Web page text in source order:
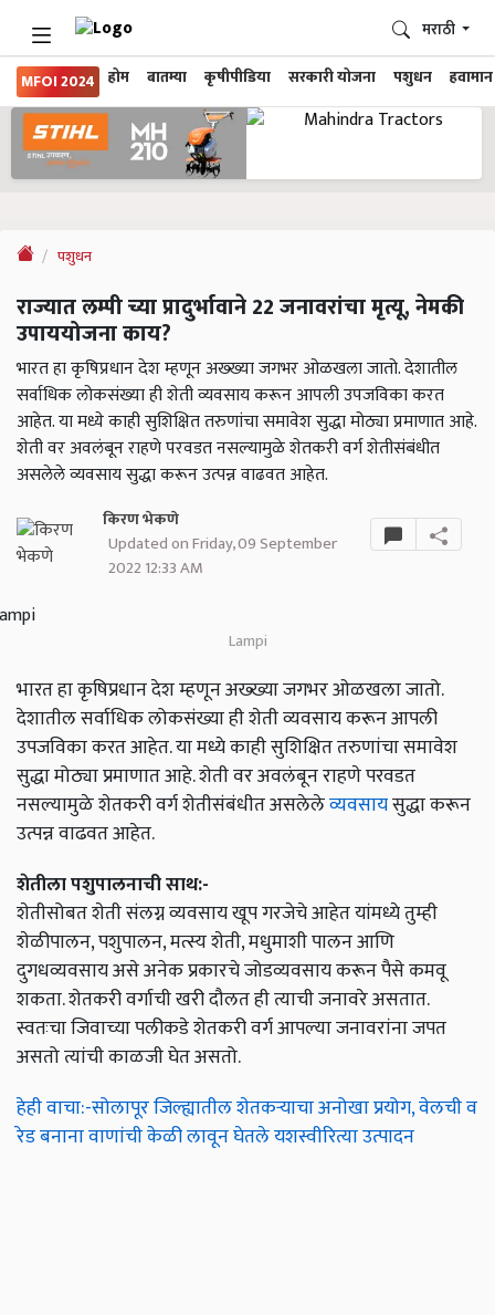
MFOI 2024 होम बातम्या कृषीपीडिया सरकारी योजना पशुधन हवामान
मराठी
पशुधन
राज्यात लम्पी च्या प्रादुर्भावाने 22 जनावरांचा मृत्यू, नेमकी
उपाययोजना काय?
भारत हा कृषिप्रधान देश म्हणून अख्ख्या जगभर ओळखला जातो. देशातील
सर्वाधिक लोकसंख्या ही शेती व्यवसाय करून आपली उपजविका करत
आहेत. या मध्ये काही सुशिक्षित तरुणांचा समावेश सुद्धा मोठ्या प्रमाणात आहे.
शेती वर अवलंबून राहणे परवडत नसल्यामुळे शेतकरी वर्ग शेतीसंबंधीत
असलेले व्यवसाय सुद्धा करून उत्पन्न वाढवत आहेत.
किरण भेकणे
Updated on Friday, 09 September
2022 12:33 AM
Lampi
भारत हा कृषिप्रधान देश म्हणून अख्ख्या जगभर ओळखला जातो.
देशातील सर्वाधिक लोकसंख्या ही शेती व्यवसाय करून आपली
उपजविका करत आहेत. या मध्ये काही सुशिक्षित तरुणांचा समावेश
सुद्धा मोठ्या प्रमाणात आहे. शेती वर अवलंबून राहणे परवडत
नसल्यामुळे शेतकरी वर्ग शेतीसंबंधीत असलेलेव्यवसायसुद्धा करून
उत्पन्न वाढवत आहेत.
शेतीला पशुपालनाची साथ:-
शेतीसोबत शेती संलग्न व्यवसाय खूप गरजेचे आहेत यांमध्ये तुम्ही
शेळीपालन, पशुपालन, मत्स्य शेती, मधुमाशी पालन आणि
दुगधव्यवसाय असे अनेक प्रकारचे जोडव्यवसाय करून पैसे कमवू
शकता. शेतकरी वर्गाची खरी दौलत ही त्याची जनावरे असतात.
स्वतःचा जिवाच्या पलीकडे शेतकरी वर्ग आपल्या जनावरांना जपत
असतो त्यांची काळजी घेत असतो.
हेही वाचा:-सोलापूर जिल्ह्यातील शेतकऱ्याचा अनोखा प्रयोग, वेलची व
रेड बनाना वाणांची केळी लावून घेतले यशस्वीरित्या उत्पादन